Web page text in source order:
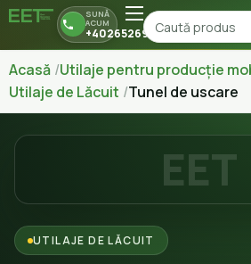
SUNĂ
ACUM
+40265269150
Acasă Utilaje pentru producție
Utilaje de Lăcuit Tunel de uscare
UTILAJE DE LĂCUIT
EET